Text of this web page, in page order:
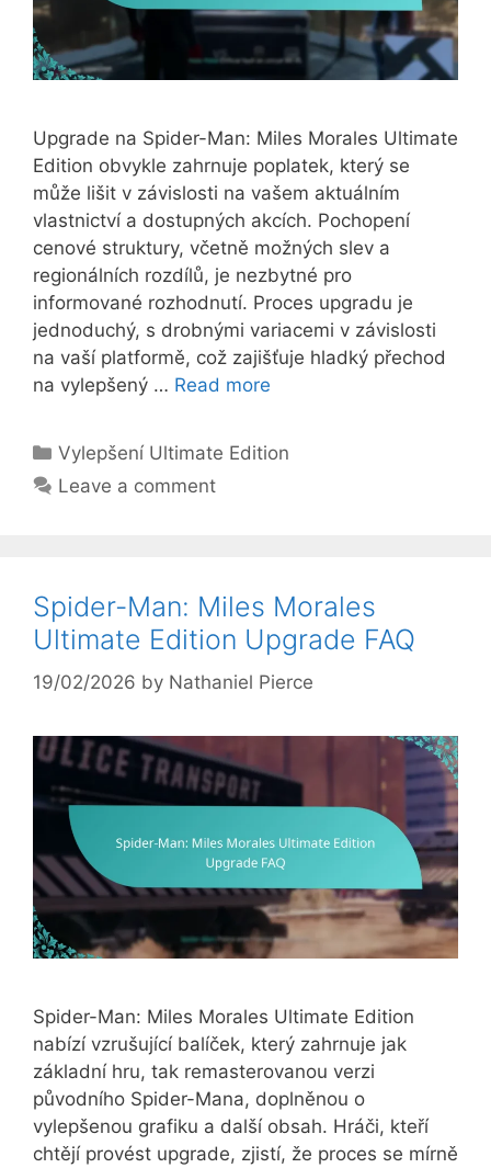
Upgrade na Spider-Man: Miles Morales Ultimate
Edition obvykle zahrnuje poplatek, který se
může lišit v závislosti na vašem aktuálním
vlastnictví a dostupných akcích. Pochopení
cenové struktury, včetně možných slev a
regionálních rozdílů, je nezbytné pro
informované rozhodnutí. Proces upgradu je
jednoduchý, s drobnými variacemi v závislosti
na vaší platformě, což zajišťuje hladký přechod
na vylepšený … Read more
Categories
Vylepšení Ultimate Edition
Leave a comment
Spider-Man: Miles Morales
Ultimate Edition Upgrade FAQ
19/02/2026 by Nathaniel Pierce
Spider-Man: Miles Morales Ultimate Edition
nabízí vzrušující balíček, který zahrnuje jak
základní hru, tak remasterovanou verzi
původního Spider-Mana, doplněnou o
vylepšenou grafiku a další obsah. Hráči, kteří
chtějí provést upgrade, zjistí, že proces se mírně